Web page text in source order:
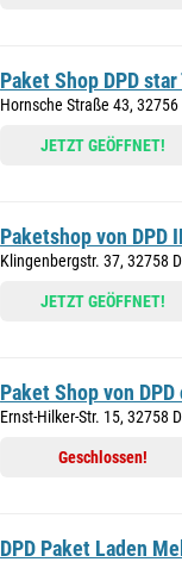
Paket Shop DPD
Hornsche Straße 43, 32756
JETZT GEÖFFNET!
Paketshop von DPD
Klingenbergstr. 37, 32758
JETZT GEÖFFNET!
Paket Shop von
Ernst-Hilker-Str. 15, 32758
Geschlossen!
DPD Paket Laden